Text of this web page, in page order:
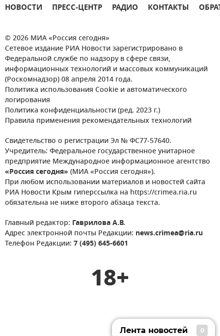
НОВОСТИ ПРЕСС-ЦЕНТР РАДИО КОНТАКТЫ
© 2026 МИА «Россия сегодня»
Сетевое издание РИА Новости зарегистрировано в
Федеральной службе по надзору в сфере связи,
информационных технологий и массовых коммуникаций
(Роскомнадзор) 08 апреля 2014 года.
Политика использования Cookie и автоматического
логирования
Политика конфиденциальности (ред. 2023 г.)
Правила применения рекомендательных технологий
Свидетельство о регистрации Эл № ФС77-57640.
Учредитель: Федеральное государственное унитарное
предприятие Международное информационное агентство
«Россия сегодня» (МИА «Россия сегодня»).
При любом использовании материалов и новостей сайта
РИА Новости Крым гиперссылка на https://crimea.ria.ru
обязательна не ниже второго абзаца текста.
Главный редактор: Гаврилова А.В.
Адрес электронной почты Редакции: news.crimea@ria.ru
Телефон Редакции: 7 (495) 645-6601
18+
Лента новостей 0